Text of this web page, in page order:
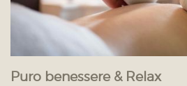
Puro benessere & Relax